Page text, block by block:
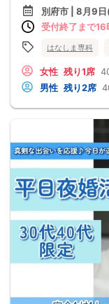
別府市 | 8月9
受付終了まで16
はなしま専科
女性 残り1席
男性 残り2席